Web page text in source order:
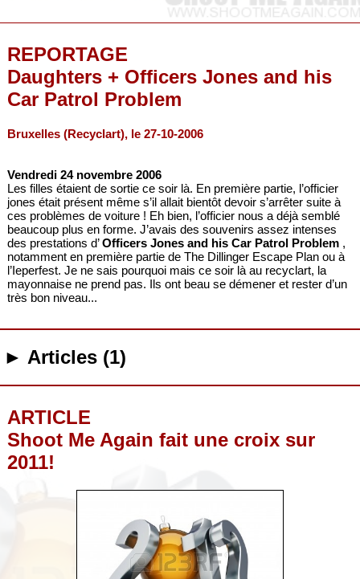
REPORTAGE
Daughters + Officers Jones and his
Car Patrol Problem
Bruxelles (Recyclart), le 27-10-2006
Vendredi 24 novembre 2006
Les filles étaient de sortie ce soir là. En première partie, l’officier
jones était présent même s’il allait bientôt devoir s’arrêter suite à
ces problèmes de voiture ! Eh bien, l’officier nous a déjà semblé
beaucoup plus en forme. J’avais des souvenirs assez intenses
des prestations d’Officers Jones and his Car Patrol Problem ,
notamment en première partie de The Dillinger Escape Plan ou à
l’Ieperfest. Je ne sais pourquoi mais ce soir là au recyclart, la
mayonnaise ne prend pas. Ils ont beau se démener et rester d’un
très bon niveau...
► Articles (1)
ARTICLE
Shoot Me Again fait une croix sur
2011!